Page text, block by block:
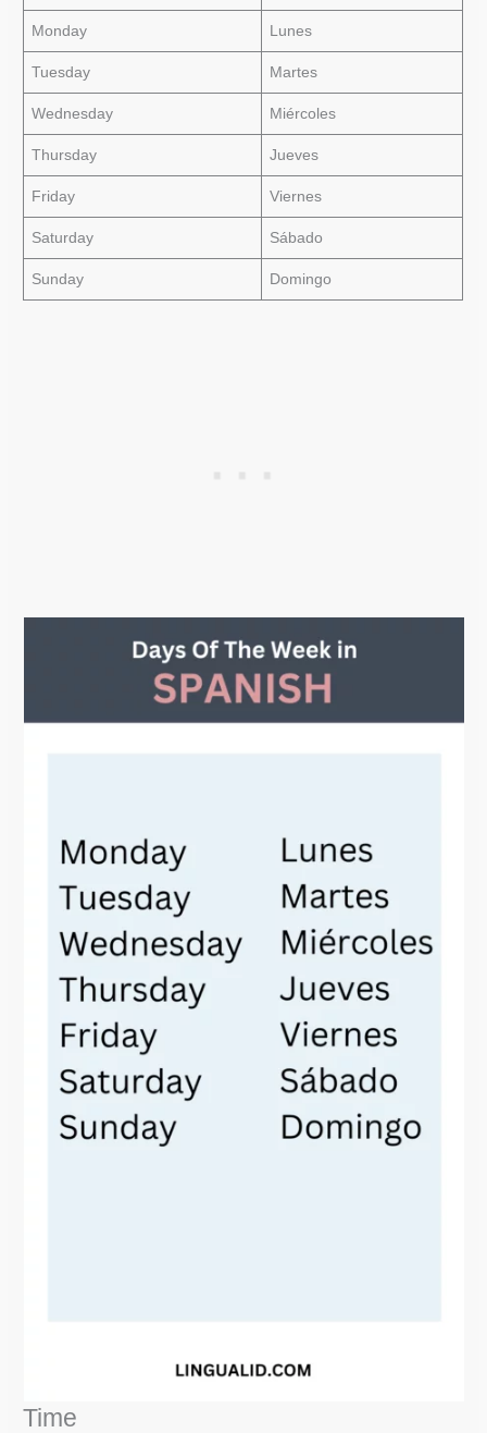
Monday Lunes
Tuesday Martes
Wednesday Miércoles
Thursday Jueves
Friday Viernes
Saturday Sábado
Sunday Domingo
Time